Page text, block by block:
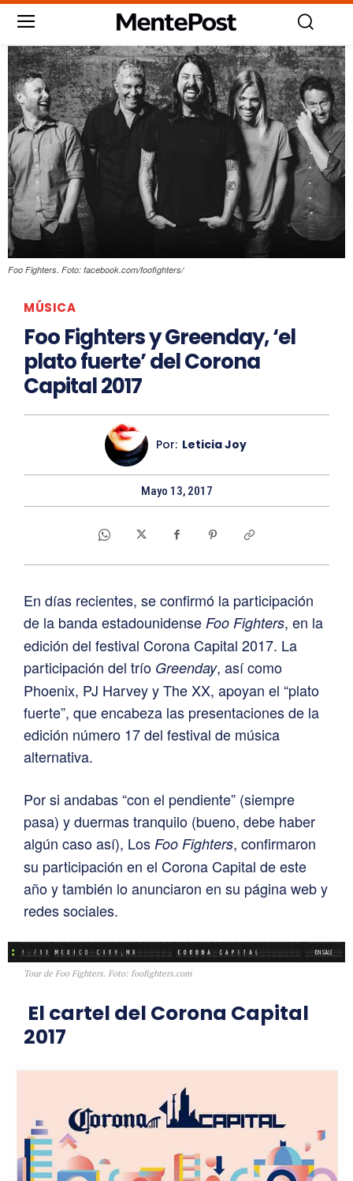
Foo Fighters. Foto: facebook.com/foofighters/
MÚSICA
Foo Fighters y Greenday, ‘el
plato fuerte’ del Corona
Capital 2017
Por: Leticia Joy
Mayo 13, 2017
En días recientes, se confirmó la participación
de la banda estadounidense Foo Fighters, en la
edición del festival Corona Capital 2017. La
participación del trío Greenday, así como
Phoenix, PJ Harvey y The XX, apoyan el “plato
fuerte”, que encabeza las presentaciones de la
edición número 17 del festival de música
alternativa.
Por si andabas “con el pendiente” (siempre
pasa) y duermas tranquilo (bueno, debe haber
algún caso así), Los Foo Fighters, confirmaron
su participación en el Corona Capital de este
año y también lo anunciaron en su página web y
redes sociales.
Tour de Foo Fighters. Foto: foofighters.com
El cartel del Corona Capital
2017